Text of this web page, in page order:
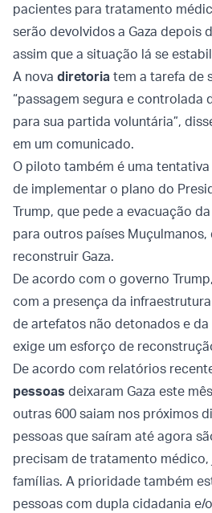
pacientes para tratamento
serão devolvidos a Gaza depois
assim que a situação lá se
A nova diretoria tem a tarefa de
“passagem segura e controlada
para sua partida voluntária”,
em um comunicado.
O piloto também é uma
de implementar o plano do
Trump, que pede a evacuação
para outros países Muçulmanos,
reconstruir Gaza.
De acordo com o governo
com a presença da
de artefatos não detonados e
exige um esforço de
De acordo com relatórios
pessoas deixaram Gaza este
outras 600 saiam nos próximos
pessoas que saíram até agora
precisam de tratamento
famílias. A prioridade também
pessoas com dupla cidadania e/